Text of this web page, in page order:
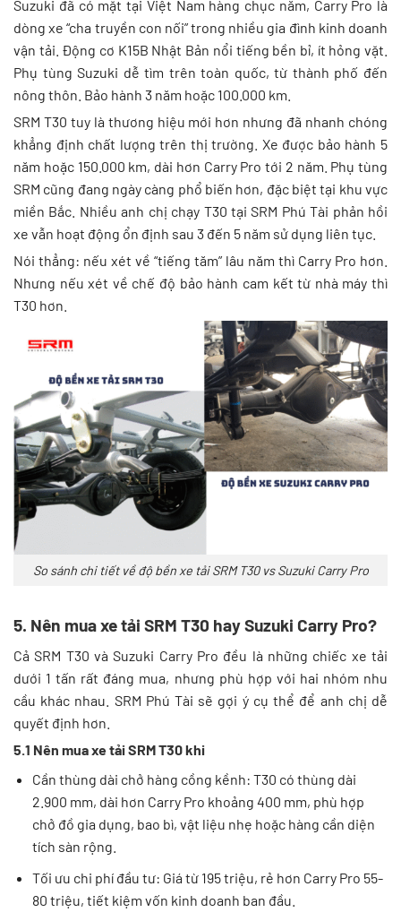
Suzuki đã có mặt tại Việt Nam hàng chục năm, Carry Pro là
dòng xe “cha truyền con nối” trong nhiều gia đình kinh doanh
vận tải. Động cơ K15B Nhật Bản nổi tiếng bền bỉ, ít hỏng vặt.
Phụ tùng Suzuki dễ tìm trên toàn quốc, từ thành phố đến
nông thôn. Bảo hành 3 năm hoặc 100.000 km.
SRM T30 tuy là thương hiệu mới hơn nhưng đã nhanh chóng
khẳng định chất lượng trên thị trường. Xe được bảo hành 5
năm hoặc 150.000 km, dài hơn Carry Pro tới 2 năm. Phụ tùng
SRM cũng đang ngày càng phổ biến hơn, đặc biệt tại khu vực
miền Bắc. Nhiều anh chị chạy T30 tại SRM Phú Tài phản hồi
xe vẫn hoạt động ổn định sau 3 đến 5 năm sử dụng liên tục.
Nói thẳng: nếu xét về “tiếng tăm” lâu năm thì Carry Pro hơn.
Nhưng nếu xét về chế độ bảo hành cam kết từ nhà máy thì
T30 hơn.
So sánh chi tiết về độ bền xe tải SRM T30 vs Suzuki Carry Pro
5. Nên mua xe tải SRM T30 hay Suzuki Carry Pro?
Cả SRM T30 và Suzuki Carry Pro đều là những chiếc xe tải
dưới 1 tấn rất đáng mua, nhưng phù hợp với hai nhóm nhu
cầu khác nhau. SRM Phú Tài sẽ gợi ý cụ thể để anh chị dễ
quyết định hơn.
5.1 Nên mua xe tải SRM T30 khi
Cần thùng dài chở hàng cồng kềnh: T30 có thùng dài
2.900 mm, dài hơn Carry Pro khoảng 400 mm, phù hợp
chở đồ gia dụng, bao bì, vật liệu nhẹ hoặc hàng cần diện
tích sàn rộng.
Tối ưu chi phí đầu tư: Giá từ 195 triệu, rẻ hơn Carry Pro 55-
80 triệu, tiết kiệm vốn kinh doanh ban đầu.